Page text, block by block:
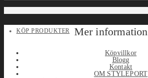
KÖP PRODUKTER Mer information
Köpvillkor
Blogg
Kontakt
OM STYLEPORT